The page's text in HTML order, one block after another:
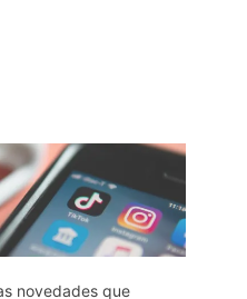
novedades que